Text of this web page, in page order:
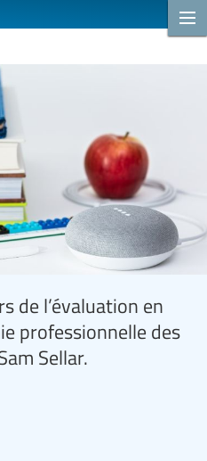
de l’évaluation en
professionnelle des
Sellar.